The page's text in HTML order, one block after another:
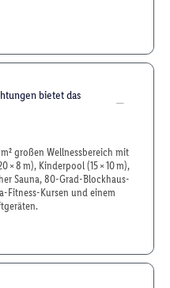
bietet das
großen Wellnessbereich mit
× 8 m), Kinderpool (15 × 10 m),
Sauna, 80-Grad-Blockhaus-
Fitness-Kursen und einem